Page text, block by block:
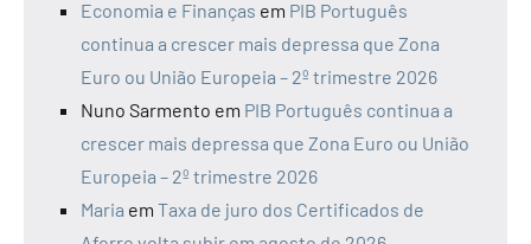
Economia e Finanças em PIB Português
continua a crescer mais depressa que Zona
Euro ou União Europeia – 2º trimestre 2026
Nuno Sarmento em PIB Português continua a
crescer mais depressa que Zona Euro ou União
Europeia – 2º trimestre 2026
Maria em Taxa de juro dos Certificados de